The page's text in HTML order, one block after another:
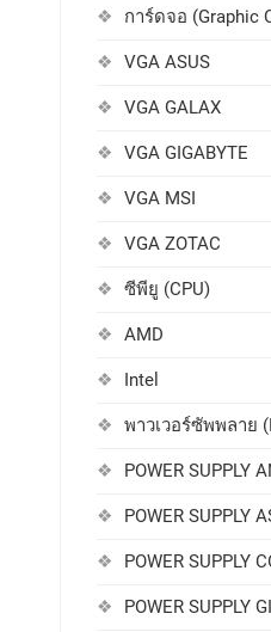
การ์ดจอ (Graphic
VGA ASUS
VGA GALAX
VGA GIGABYTE
VGA MSI
VGA ZOTAC
ซีพียู (CPU)
AMD
Intel
พาวเวอร์ซัพพลาย
POWER SUPPLY
POWER SUPPLY
POWER SUPPLY
POWER SUPPLY